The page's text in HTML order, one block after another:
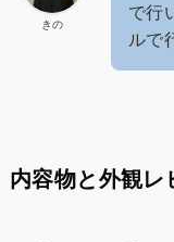
きの
で行
ルで
内容物と外観レ